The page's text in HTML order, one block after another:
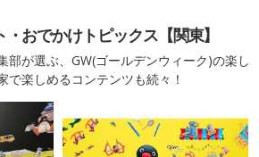
・おでかけトピックス【関東】
部が選ぶ、GW(ゴールデンウィーク)の楽し
で楽しめるコンテンツも続々！